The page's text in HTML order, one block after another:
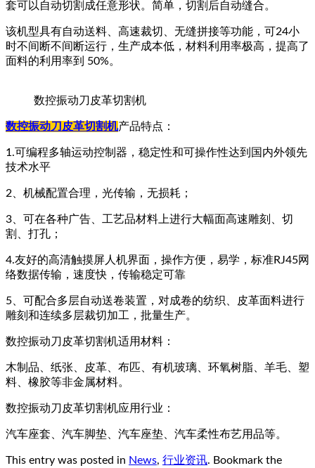
套可以自动切割成任意形状。简单，切割后自动缝合。
该机型具有自动送料、高速裁切、无缝拼接等功能，可24小
时不间断不间断运行，生产成本低，材料利用率极高，提高了
面料的利用率到 50%。
数控振动刀皮革切割机
数控振动刀皮革切割机产品特点：
1.可编程多轴运动控制器，稳定性和可操作性达到国内外领先
技术水平
2、机械配置合理，光传输，无损耗；
3、可在各种广告、工艺品材料上进行大幅面高速雕刻、切
割、打孔；
4.友好的高清触摸屏人机界面，操作方便，易学，标准RJ45网
络数据传输，速度快，传输稳定可靠
5、可配合多层自动送卷装置，对成卷的纺织、皮革面料进行
雕刻和连续多层裁切加工，批量生产。
数控振动刀皮革切割机适用材料：
木制品、纸张、皮革、布匹、有机玻璃、环氧树脂、羊毛、塑
料、橡胶等非金属材料。
数控振动刀皮革切割机应用行业：
汽车座套、汽车脚垫、汽车座垫、汽车柔性布艺用品等。
This entry was posted in News, 行业资讯. Bookmark the